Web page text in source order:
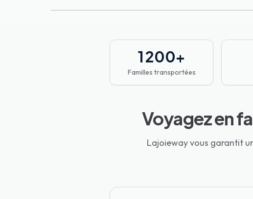
1 200+
Familles transportées
Voyagez en
Lajoieway vous garantit